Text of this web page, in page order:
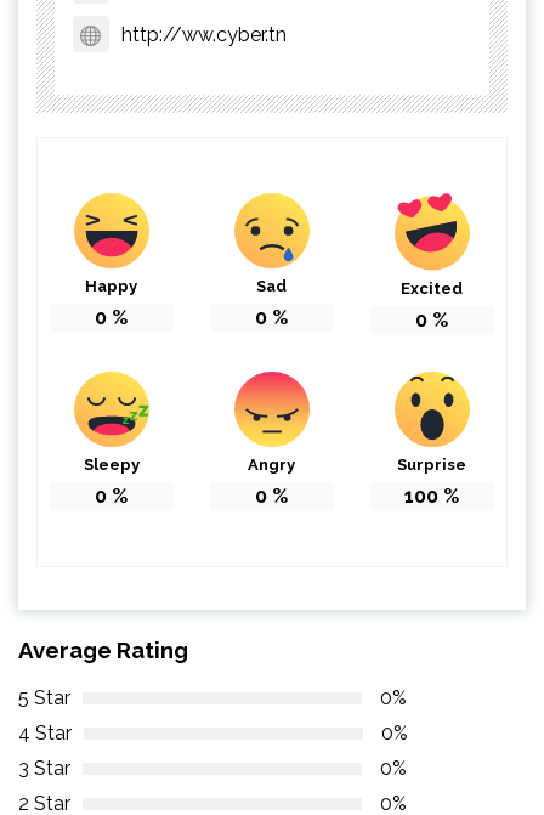
http://ww.cyber.tn
Happy
0 %
Sad
0 %
Excited
0 %
Sleepy
0 %
Angry
0 %
Surprise
100 %
Average Rating
5 Star
0%
4 Star
0%
3 Star
0%
2 Star
0%